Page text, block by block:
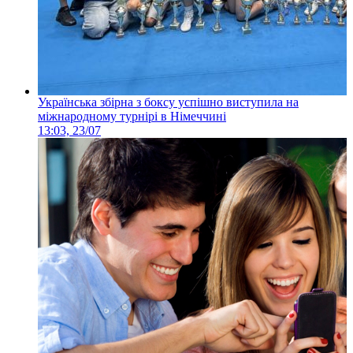
Українська збірна з боксу успішно виступила на
міжнародному турнірі в Німеччині
13:03, 23/07